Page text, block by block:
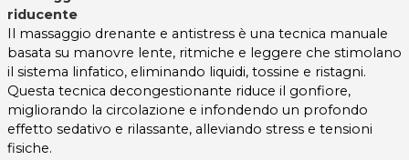
riducente
Il massaggio drenante e antistress è una tecnica manuale
basata su manovre lente, ritmiche e leggere che stimolano
il sistema linfatico, eliminando liquidi, tossine e ristagni.
Questa tecnica decongestionante riduce il gonfiore,
migliorando la circolazione e infondendo un profondo
effetto sedativo e rilassante, alleviando stress e tensioni
fisiche.